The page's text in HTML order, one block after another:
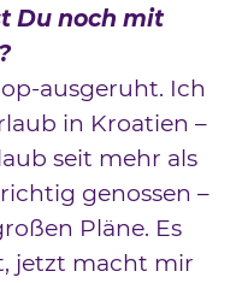
Du noch mit
ausgeruht. Ich
in Kroatien –
seit mehr als
genossen –
Pläne. Es
jetzt macht mir